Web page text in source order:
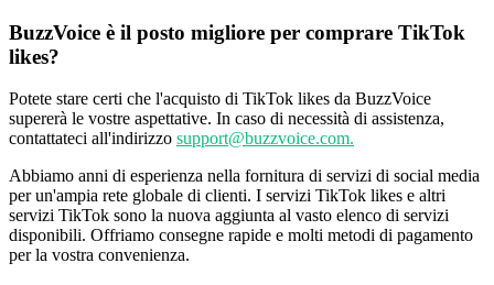
BuzzVoice è il posto migliore per comprare TikTok
likes?
Potete stare certi che l'acquisto di TikTok likes da BuzzVoice
supererà le vostre aspettative. In caso di necessità di assistenza,
contattateci all'indirizzo support@buzzvoice.com.
Abbiamo anni di esperienza nella fornitura di servizi di social media
per un'ampia rete globale di clienti. I servizi TikTok likes e altri
servizi TikTok sono la nuova aggiunta al vasto elenco di servizi
disponibili. Offriamo consegne rapide e molti metodi di pagamento
per la vostra convenienza.